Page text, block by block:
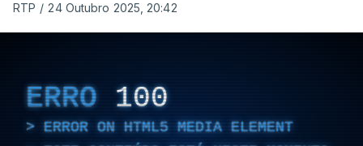
RTP / 24 Outubro 2025, 20:42
ERRO 100
ERROR ON HTML5 MEDIA ELEMENT